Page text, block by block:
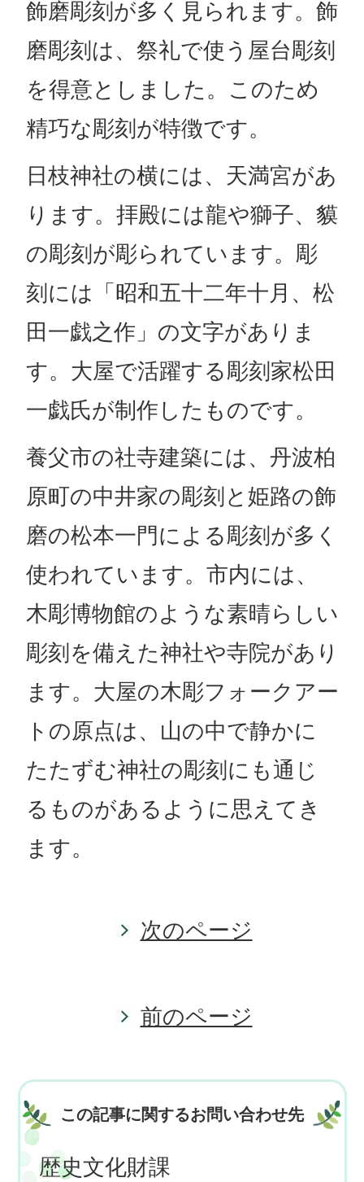
飾磨彫刻が多く見られます。飾
磨彫刻は、祭礼で使う屋台彫刻
を得意としました。このため
精巧な彫刻が特徴です。
日枝神社の横には、天満宮があ
ります。拝殿には龍や獅子、貘
の彫刻が彫られています。彫
刻には「昭和五十二年十月、松
田一戯之作」の文字がありま
す。大屋で活躍する彫刻家松田
一戯氏が制作したものです。
養父市の社寺建築には、丹波柏
原町の中井家の彫刻と姫路の飾
磨の松本一門による彫刻が多く
使われています。市内には、
木彫博物館のような素晴らしい
彫刻を備えた神社や寺院があり
ます。大屋の木彫フォークアー
トの原点は、山の中で静かに
たたずむ神社の彫刻にも通じ
るものがあるように思えてき
ます。
次のページ
前のページ
この記事に関するお問い合わせ先
歴史文化財課